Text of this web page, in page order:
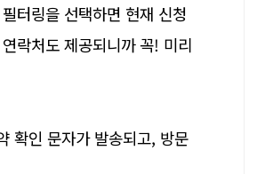
터링을 선택하면 현재 신청
락처도 제공되니까 꼭! 미리
확인 문자가 발송되고, 방문